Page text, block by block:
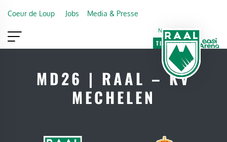
Coeur de Loup Jobs Media & Presse
Newsletter
TICKETING
VIP
FAN SHOP
MD26 | RAAL – KV
MECHELEN